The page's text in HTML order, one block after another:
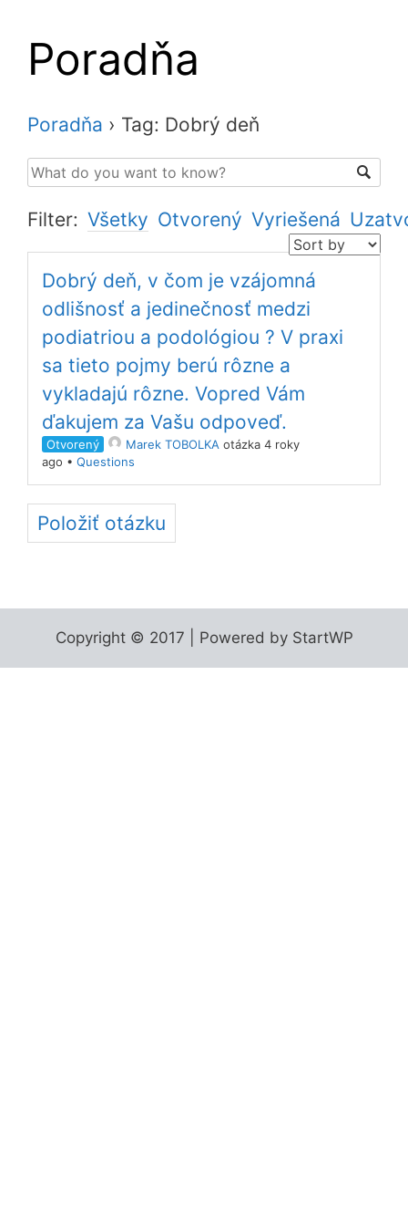
Poradňa
Poradňa › Tag: Dobrý deň
Filter: Všetky Otvorený Vyriešená
Dobrý deň, v čom je vzájomná
odlišnosť a jedinečnosť medzi
podiatriou a podológiou ? V praxi
sa tieto pojmy berú rôzne a
vykladajú rôzne. Vopred Vám
ďakujem za Vašu odpoveď.
Otvorený Marek TOBOLKA otázka 4 roky
ago • Questions
Položiť otázku
Copyright © 2017 | Powered by StartWP